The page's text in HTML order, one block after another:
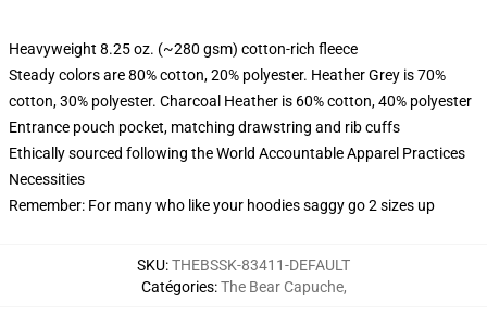
Heavyweight 8.25 oz. (~280 gsm) cotton-rich fleece
Steady colors are 80% cotton, 20% polyester. Heather Grey is 70%
cotton, 30% polyester. Charcoal Heather is 60% cotton, 40% polyester
Entrance pouch pocket, matching drawstring and rib cuffs
Ethically sourced following the World Accountable Apparel Practices
Necessities
Remember: For many who like your hoodies saggy go 2 sizes up
SKU:THEBSSK-83411-DEFAULT
Catégories:The Bear Capuche,